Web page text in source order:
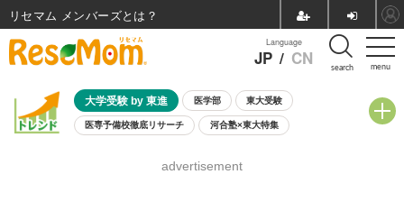
menu
Language
JP / CN search
大学受験 by 東進 医学部 東大受験
医専予備校徹底リサーチ 河合塾×東大特集
8月開催学校説明会・相談会
advertisement
リセマム メンバーズ